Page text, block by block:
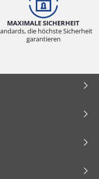
MAXIMALE SICHERHEIT
die höchste Sicherheit
garantieren